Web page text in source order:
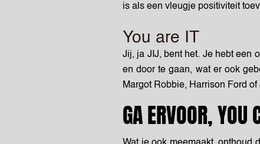
is als een vleugje positiviteit
You are IT
Jij, ja JIJ, bent het. Je hebt een
en door te gaan, wat er ook
Margot Robbie, Harrison Ford
GA ERVOOR, YOU